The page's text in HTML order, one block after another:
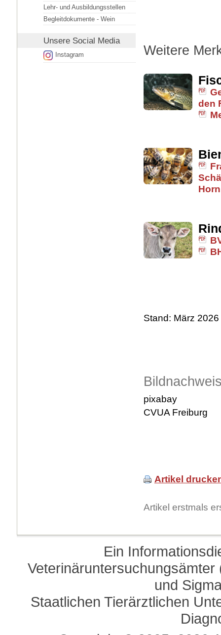
Lehr- und Ausbildungsstellen
Begleitdokumente - Wein
Unsere Social Media
Instagram Weitere
den
Stand: März 2026
pixabay
CVUA Freiburg
Artikel
Artikel erstmals
Ein
und
Staatlichen Tierärztlichen